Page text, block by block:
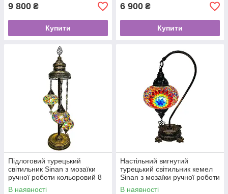
9 800 ₴
Купити
6 900 ₴
Купити
Підлоговий турецький
світильник Sinan з мозаїки
ручної роботи кольоровий 8
В наявності
Настільний вигнутий
турецький світильник кемел
Sinan з мозаїки ручної роботи
кольорової 8
В наявності